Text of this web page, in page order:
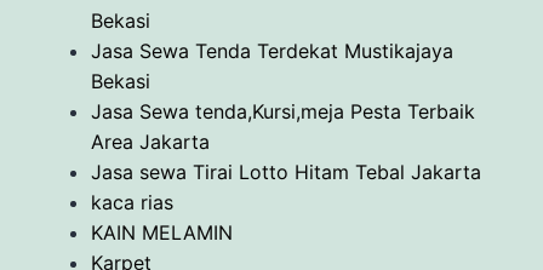
Bekasi
Jasa Sewa Tenda Terdekat Mustikajaya
Bekasi
Jasa Sewa tenda,Kursi,meja Pesta Terbaik
Area Jakarta
Jasa sewa Tirai Lotto Hitam Tebal Jakarta
kaca rias
KAIN MELAMIN
Karpet